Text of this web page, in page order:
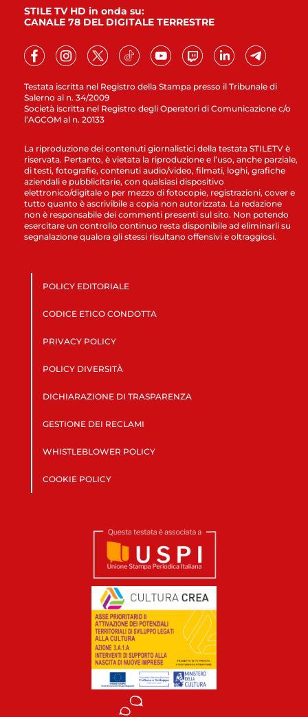
Testata iscritta nel Registro della Stampa presso il Tribunale di
Salerno al n. 34/2009
Società iscritta nel Registro degli Operatori di Comunicazione c/o
l’AGCOM al n. 20133
STILE TV HD in onda su:
CANALE 78 DEL DIGITALE TERRESTRE
La riproduzione dei contenuti giornalistici della testata STILETV è
riservata. Pertanto, è vietata la riproduzione e l’uso, anche parziale,
di testi, fotografie, contenuti audio/video, filmati, loghi, grafiche
aziendali e pubblicitarie, con qualsiasi dispositivo
elettronico/digitale o per mezzo di fotocopie, registrazioni, cover e
tutto quanto è ascrivibile a copia non autorizzata. La redazione
non è responsabile dei commenti presenti sul sito. Non potendo
esercitare un controllo continuo resta disponibile ad eliminarli su
segnalazione qualora gli stessi risultano offensivi e oltraggiosi.
POLICY EDITORIALE
CODICE ETICO CONDOTTA
PRIVACY POLICY
POLICY DIVERSITÀ
DICHIARAZIONE DI TRASPARENZA
GESTIONE DEI RECLAMI
WHISTLEBLOWER POLICY
COOKIE POLICY